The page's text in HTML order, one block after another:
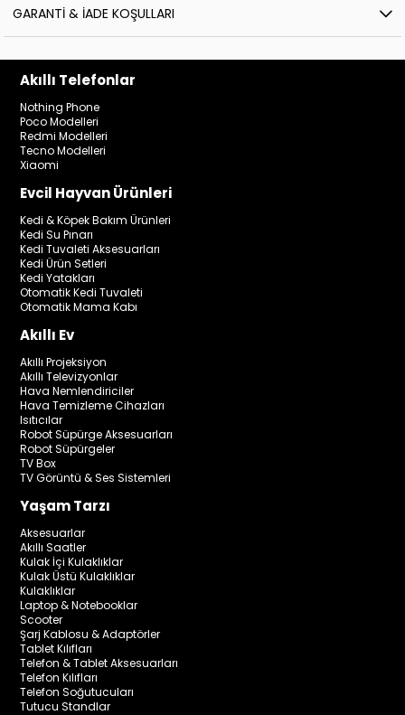
GARANTI & İADE KOŞULLARI
Akıllı Telefonlar
Nothing Phone
Poco Modelleri
Redmi Modelleri
Tecno Modelleri
Xiaomi
Evcil Hayvan Ürünleri
Kedi & Köpek Bakım Ürünleri
Kedi Su Pınarı
Kedi Tuvaleti Aksesuarları
Kedi Ürün Setleri
Kedi Yatakları
Otomatik Kedi Tuvaleti
Otomatik Mama Kabı
Akıllı Ev
Akıllı Projeksiyon
Akıllı Televizyonlar
Hava Nemlendiriciler
Hava Temizleme Cihazları
Isıtıcılar
Robot Süpürge Aksesuarları
Robot Süpürgeler
TV Box
TV Görüntü & Ses Sistemleri
Yaşam Tarzı
Aksesuarlar
Akıllı Saatler
Kulak İçi Kulaklıklar
Kulak Üstü Kulaklıklar
Kulaklıklar
Laptop & Notebooklar
Scooter
Şarj Kablosu & Adaptörler
Tablet Kılıfları
Telefon & Tablet Aksesuarları
Telefon Kılıfları
Telefon Soğutucuları
Tutucu Standlar